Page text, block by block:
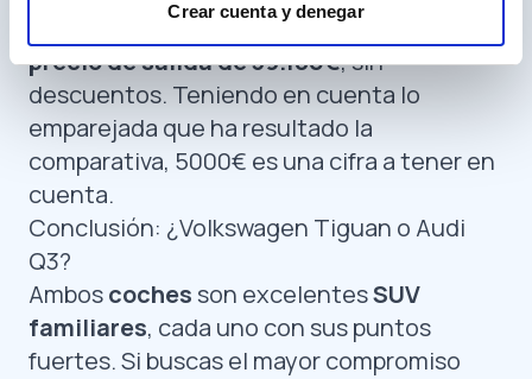
Crear cuenta y denegar
Volkswagen Tiguan tiene un
precio de salida de 39.180€, sin
descuentos. Teniendo en cuenta lo
emparejada que ha resultado la
comparativa, 5000€ es una cifra a tener en
cuenta.
Conclusión: ¿Volkswagen Tiguan o Audi
Q3?
Amboscoches son excelentesSUV
familiares, cada uno con sus puntos
fuertes. Si buscas el mayor compromiso